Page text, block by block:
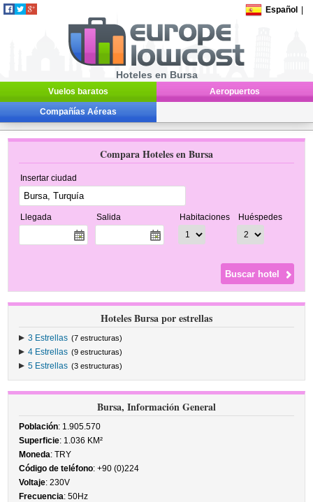
Español
Hoteles en Bursa
Vuelos baratos Aeropuertos
Compañías Aéreas
Compara Hoteles en Bursa
Insertar ciudad
Llegada Salida Habitaciones Huéspedes
Hoteles Bursa por estrellas
3 Estrellas (7 estructuras)
4 Estrellas (9 estructuras)
5 Estrellas (3 estructuras)
Bursa, Información General
Población: 1.905.570
Superficie: 1.036 KM²
Moneda: TRY
Código de teléfono: +90 (0)224
Voltaje: 230V
Frecuencia: 50Hz